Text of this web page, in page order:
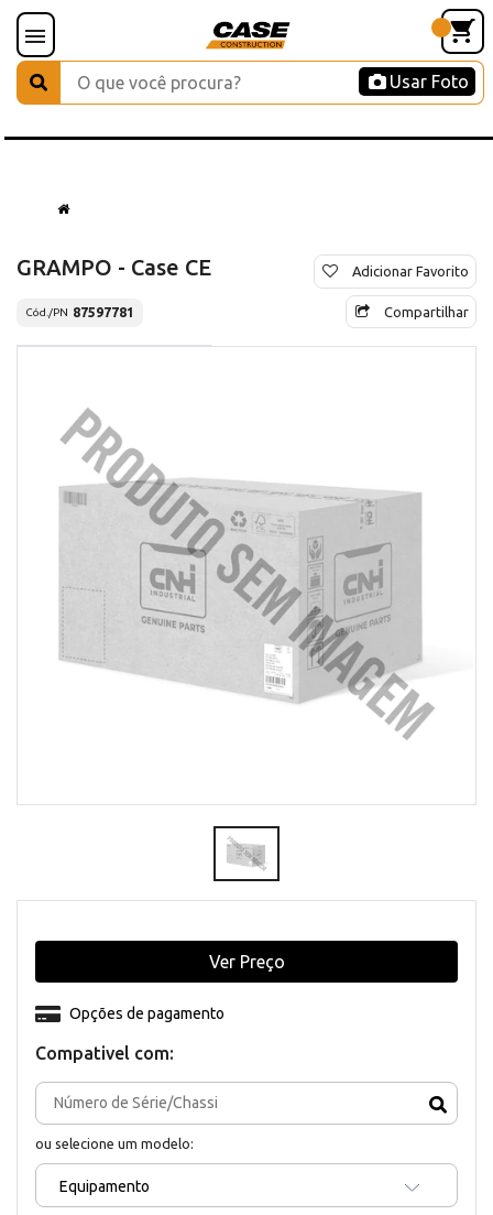
Usar Foto
GRAMPO - Case CE
Cód./PN 87597781
Adicionar Favorito
Compartilhar
Compativel com:
ou selecione um modelo:
Equipamento
Opções de pagamento
Ver Preço